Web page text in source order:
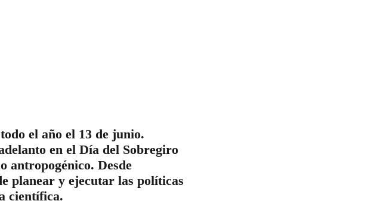
el año el 13 de junio.
en el Día del Sobregiro
antropogénico. Desde
planear y ejecutar las políticas
científica.